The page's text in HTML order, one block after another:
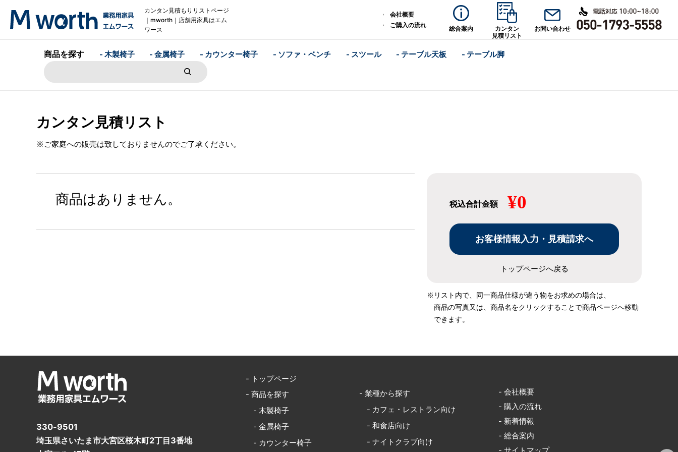
カンタン見積もりリストページ
｜mworth｜店舗用家具はエム
ワース
会社概要
ご購入の流れ
総合案内
カンタン
見積リスト
お問い合わせ
商品を探す - 木製椅子 - 金属椅子 - カウンター椅子 - ソファ・ベンチ - スツール - テーブル天板 - テーブル脚
カンタン見積リスト
※ご家庭への販売は致しておりませんのでご了承ください。
商品はありません。 税込合計金額 ¥0
トップページへ戻る
※リスト内で、同一商品仕様が違う物をお求めの場合は、
商品の写真又は、商品名をクリックすることで商品ページへ移動
できます。
330-9501
埼玉県さいたま市大宮区桜木町2丁目3番地
- トップページ
- 商品を探す
- 木製椅子
- 金属椅子
- カウンター椅子
- 業種から探す
- カフェ・レストラン向け
- 和食店向け
- ナイトクラブ向け
- 会社概要
- 購入の流れ
- 新着情報
- 総合案内